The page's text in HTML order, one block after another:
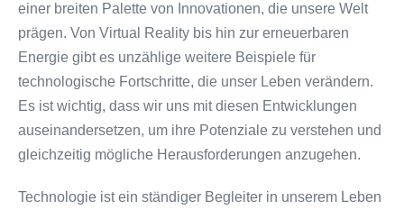
einer breiten Palette von Innovationen, die unsere Welt
prägen. Von Virtual Reality bis hin zur erneuerbaren
Energie gibt es unzählige weitere Beispiele für
technologische Fortschritte, die unser Leben verändern.
Es ist wichtig, dass wir uns mit diesen Entwicklungen
auseinandersetzen, um ihre Potenziale zu verstehen und
gleichzeitig mögliche Herausforderungen anzugehen.
Technologie ist ein ständiger Begleiter in unserem Leben